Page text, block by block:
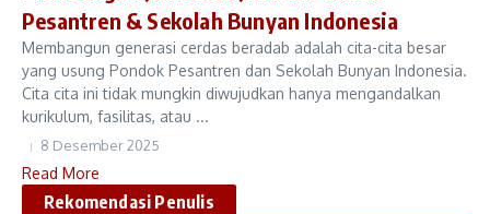
Pesantren & Sekolah Bunyan Indonesia
Membangun generasi cerdas beradab adalah cita-cita besar
yang usung Pondok Pesantren dan Sekolah Bunyan Indonesia.
Cita cita ini tidak mungkin diwujudkan hanya mengandalkan
kurikulum, fasilitas, atau ...
8 Desember 2025
Read More
Rekomendasi Penulis